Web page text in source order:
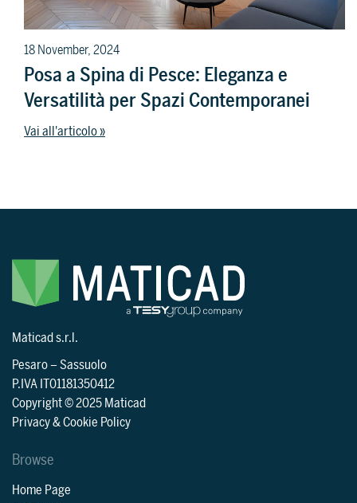
18 November, 2024
Posa a Spina di Pesce: Eleganza e
Versatilità per Spazi Contemporanei
Vai all'articolo »
Maticad s.r.l.
Pesaro–Sassuolo
P.IVA IT01181350412
Copyright © 2025 Maticad
Privacy & Cookie Policy
Browse
Home Page